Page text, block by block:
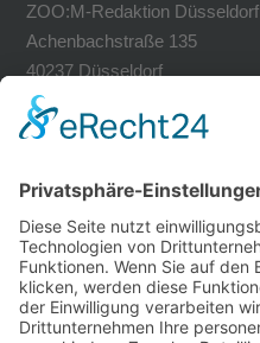
ZOO:M-Redaktion Düsseldorf
Achenbachstraße 135
40237 Düsseldorf
Tel. 0211-30200741
Fax 0211-30200749
RECHTLICHES
Impressum
Datenschutz